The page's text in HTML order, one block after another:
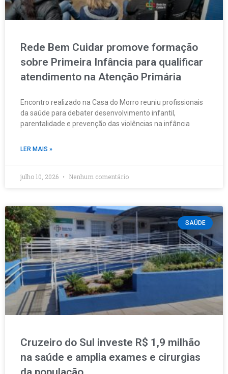
Rede Bem Cuidar promove formação
sobre Primeira Infância para qualificar
atendimento na Atenção Primária
Encontro realizado na Casa do Morro reuniu profissionais
da saúde para debater desenvolvimento infantil,
parentalidade e prevenção das violências na infância
LER MAIS »
julho 10, 2026 Nenhum comentário
SAÚDE
Cruzeiro do Sul investe R$ 1,9 milhão
na saúde e amplia exames e cirurgias